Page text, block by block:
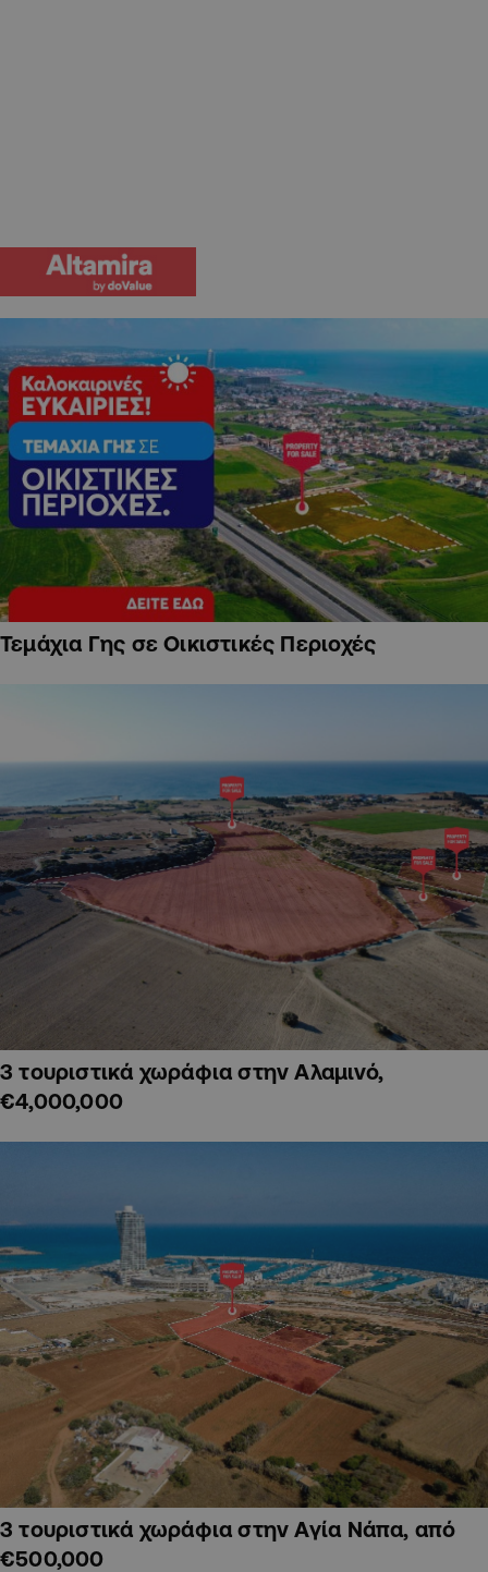
Τεμάχια Γης σε Οικιστικές Περιοχές
3 τουριστικά χωράφια στην Αλαμινό,
€4,000,000
3 τουριστικά χωράφια στην Αγία Νάπα, από
€500,000